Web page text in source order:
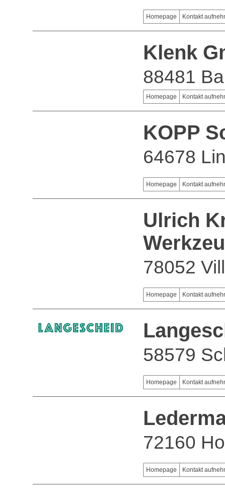
Homepage Kontakt
Klenk
88481
Homepage Kontakt
KOPP
64678
Homepage Kontakt
Ulrich
78052
Homepage Kontakt
58579
Homepage Kontakt
72160
Homepage Kontakt